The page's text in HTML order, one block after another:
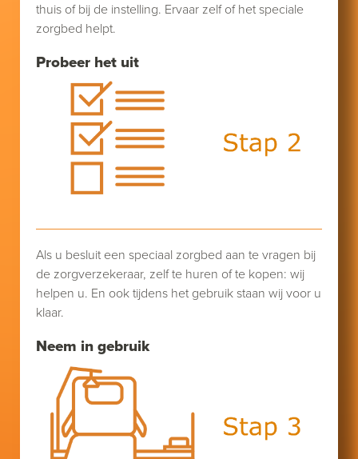
Probeer het uit
thuis of bij de instelling. Ervaar zelf of het speciale
zorgbed helpt.
Neem in gebruik
Als u besluit een speciaal zorgbed aan te vragen bij
de zorgverzekeraar, zelf te huren of te kopen: wij
helpen u. En ook tijdens het gebruik staan wij voor u
klaar.